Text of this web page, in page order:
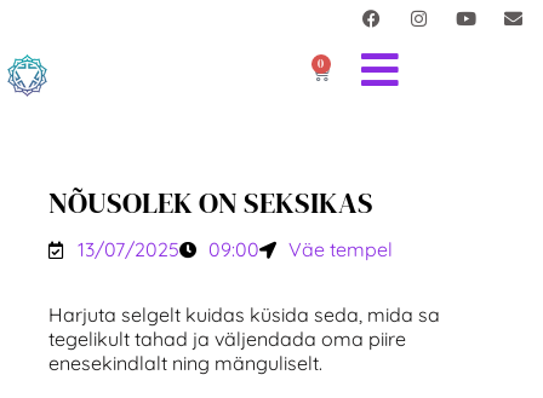
0
NÕUSOLEK ON SEKSIKAS
13/07/2025 09:00 Väe tempel
Harjuta selgelt kuidas küsida seda, mida sa
tegelikult tahad ja väljendada oma piire
enesekindlalt ning mänguliselt.